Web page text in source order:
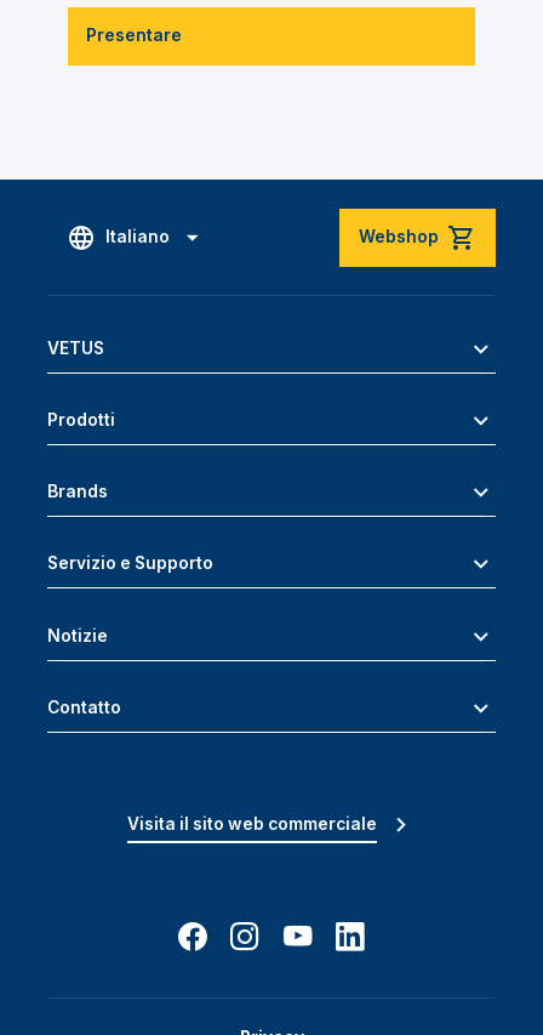
Presentare
Italiano Webshop
VETUS
Prodotti
Brands
Servizio e Supporto
Notizie
Contatto
Visita il sito web commerciale